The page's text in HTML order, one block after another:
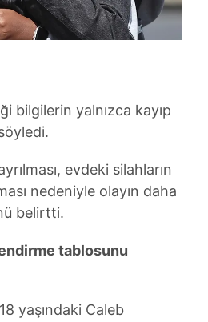
almak için lütfentıklayınız.
bilgilerin yalnızca kayıp
evdeki silahların
nedeniyle olayın daha
belirtti.
tablosunu
yaşındaki Caleb